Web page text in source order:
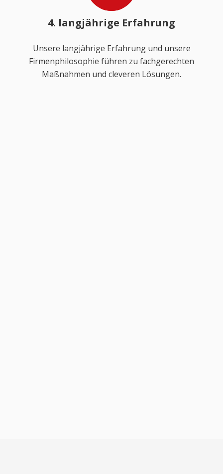
4. langjährige Erfahrung
Unsere langjährige Erfahrung und unsere
Firmenphilosophie führen zu fachgerechten
Maßnahmen und cleveren Lösungen.